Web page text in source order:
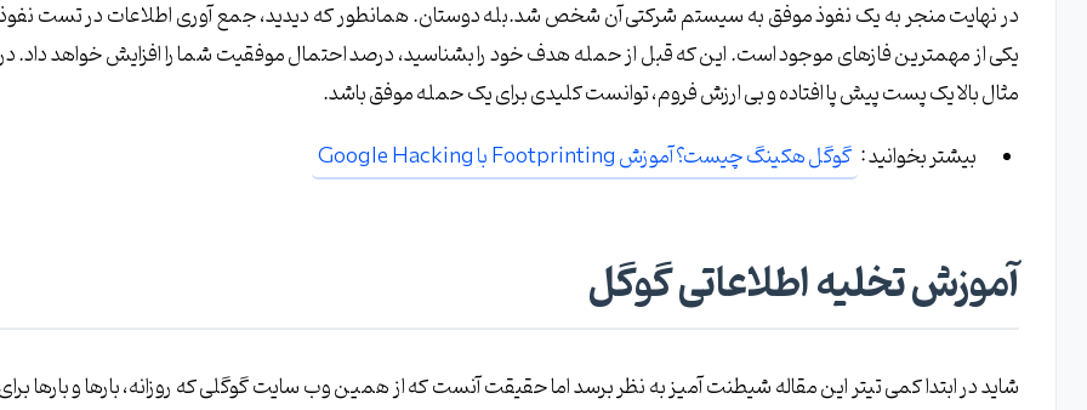
در نهایت منجر به یک نفوذ موفق به سیستم شرکتی آن شخص شد.بله دوستان. همانطور که دیدید، جمع آوری اطلاعات در تست
یکی از مهمترین فازهای موجود است. این که قبل از حمله هدف خود را بشناسید، درصد احتمال موفقیت شما را افزایش خواهد داد.
مثال بالا یک پست پیش پا افتاده و بی ارزش فروم، توانست کلیدی برای یک حمله موفق باشد.
بیشتر بخوانید : گوگل هکینگ چیست؟ آموزش Footprinting با Google Hacking
آموزش تخلیه اطلاعاتی گوگل
شاید در ابتدا کمی تیتر این مقاله شیطنت آمیز به نظر برسد اما حقیقت آنست که از همین وب سایت گوگلی که روزانه، بارها و بارها